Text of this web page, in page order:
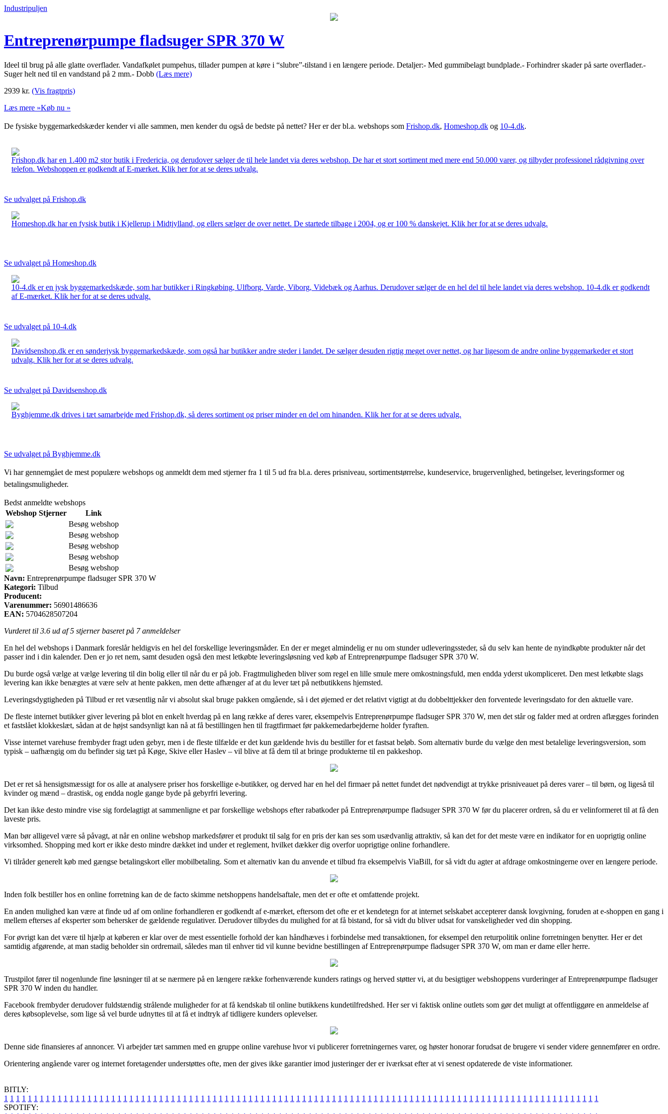
Industripuljen
Entreprenørpumpe fladsuger SPR 370 W
Ideel til brug på alle glatte overflader. Vandafkølet pumpehus, tillader pumpen at køre i “slubre”-tilstand i en længere periode. Detaljer:- Med gummibelagt bundplade.- Forhindrer skader på sarte overflader.-
Suger helt ned til en vandstand på 2 mm.- Dobb (Læs mere)
2939 kr. (Vis fragtpris)
Læs mere »Køb nu »
De fysiske byggemarkedskæder kender vi alle sammen, men kender du også de bedste på nettet? Her er der bl.a. webshops som Frishop.dk, Homeshop.dk og 10-4.dk.
Frishop.dk har en 1.400 m2 stor butik i Fredericia, og derudover sælger de til hele landet via deres webshop. De har et stort sortiment med mere end 50.000 varer, og tilbyder professionel rådgivning over
telefon. Webshoppen er godkendt af E-mærket. Klik her for at se deres udvalg.
Se udvalget på Frishop.dk
Homeshop.dk har en fysisk butik i Kjellerup i Midtjylland, og ellers sælger de over nettet. De startede tilbage i 2004, og er 100 % danskejet. Klik her for at se deres udvalg.
Se udvalget på Homeshop.dk
10-4.dk er en jysk byggemarkedskæde, som har butikker i Ringkøbing, Ulfborg, Varde, Viborg, Videbæk og Aarhus. Derudover sælger de en hel del til hele landet via deres webshop. 10-4.dk er godkendt
af E-mærket. Klik her for at se deres udvalg.
Se udvalget på 10-4.dk
Davidsenshop.dk er en sønderjysk byggemarkedskæde, som også har butikker andre steder i landet. De sælger desuden rigtig meget over nettet, og har ligesom de andre online byggemarkeder et stort
udvalg. Klik her for at se deres udvalg.
Se udvalget på Davidsenshop.dk
Byghjemme.dk drives i tæt samarbejde med Frishop.dk, så deres sortiment og priser minder en del om hinanden. Klik her for at se deres udvalg.
Se udvalget på Byghjemme.dk
Vi har gennemgået de mest populære webshops og anmeldt dem med stjerner fra 1 til 5 ud fra bl.a. deres prisniveau, sortimentstørrelse, kundeservice, brugervenlighed, betingelser, leveringsformer og
betalingsmuligheder.
Bedst anmeldte webshops
Webshop Stjerner
Link
Besøg webshop
Besøg webshop
Besøg webshop
Besøg webshop
Besøg webshop
Navn: Entreprenørpumpe fladsuger SPR 370 W
Kategori: Tilbud
Producent:
Varenummer: 56901486636
EAN: 5704628507204
Vurderet til 3.6 ud af 5 stjerner baseret på 7anmeldelser
En hel del webshops i Danmark foreslår heldigvis en hel del forskellige leveringsmåder. En der er meget almindelig er nu om stunder udleveringssteder, så du selv kan hente de nyindkøbte produkter når det
passer ind i din kalender. Den er jo ret nem, samt desuden også den mest letkøbte leveringsløsning ved køb af Entreprenørpumpe fladsuger SPR 370 W.
Du burde også vælge at vælge levering til din bolig eller til når du er på job. Fragtmuligheden bliver som regel en lille smule mere omkostningsfuld, men endda yderst ukompliceret. Den mest letkøbte slags
levering kan ikke benægtes at være selv at hente pakken, men dette afhænger af at du lever tæt på netbutikkens hjemsted.
Leveringsdygtigheden på Tilbud er ret væsentlig når vi absolut skal bruge pakken omgående, så i det øjemed er det relativt vigtigt at du dobbelttjekker den forventede leveringsdato for den aktuelle vare.
De fleste internet butikker giver levering på blot en enkelt hverdag på en lang række af deres varer, eksempelvis Entreprenørpumpe fladsuger SPR 370 W, men det står og falder med at ordren aflægges forinden
et fastslået klokkeslæt, sådan at de højst sandsynligt kan nå at få bestillingen hen til fragtfirmaet før pakkemedarbejderne holder fyraften.
Visse internet varehuse frembyder fragt uden gebyr, men i de fleste tilfælde er det kun gældende hvis du bestiller for et fastsat beløb. Som alternativ burde du vælge den mest betalelige leveringsversion, som
typisk – uafhængig om du befinder sig tæt på Køge, Skive eller Haslev – vil blive at få dem til at bringe produkterne til en pakkeshop.
Det er ret så hensigtsmæssigt for os alle at analysere priser hos forskellige e-butikker, og derved har en hel del firmaer på nettet fundet det nødvendigt at trykke prisniveauet på deres varer – til børn, og ligeså til
kvinder og mænd – drastisk, og endda nogle gange byde på gebyrfri levering.
Det kan ikke desto mindre vise sig fordelagtigt at sammenligne et par forskellige webshops efter rabatkoder på Entreprenørpumpe fladsuger SPR 370 W før du placerer ordren, så du er velinformeret til at få den
laveste pris.
Man bør alligevel være så påvagt, at når en online webshop markedsfører et produkt til salg for en pris der kan ses som usædvanlig attraktiv, så kan det for det meste være en indikator for en uoprigtig online
virksomhed. Shopping med kort er ikke desto mindre dækket ind under et reglement, hvilket dækker dig overfor uoprigtige online forhandlere.
Vi tilråder generelt køb med gængse betalingskort eller mobilbetaling. Som et alternativ kan du anvende et tilbud fra eksempelvis ViaBill, for så vidt du agter at afdrage omkostningerne over en længere periode.
Inden folk bestiller hos en online forretning kan de de facto skimme netshoppens handelsaftale, men det er ofte et omfattende projekt.
En anden mulighed kan være at finde ud af om online forhandleren er godkendt af e-mærket, eftersom det ofte er et kendetegn for at internet selskabet accepterer dansk lovgivning, foruden at e-shoppen en gang i
mellem efterses af eksperter som behersker de gældende regulativer. Derudover tilbydes du mulighed for at få bistand, for så vidt du bliver udsat for vanskeligheder ved din shopping.
For øvrigt kan det være til hjælp at køberen er klar over de mest essentielle forhold der kan håndhæves i forbindelse med transaktionen, for eksempel den returpolitik online forretningen benytter. Her er det
samtidig afgørende, at man stadig beholder sin ordremail, således man til enhver tid vil kunne bevidne bestillingen af Entreprenørpumpe fladsuger SPR 370 W, om man er dame eller herre.
Trustpilot fører til nogenlunde fine løsninger til at se nærmere på en længere række forhenværende kunders ratings og herved støtter vi, at du besigtiger webshoppens vurderinger af Entreprenørpumpe fladsuger
SPR 370 W inden du handler.
Facebook frembyder derudover fuldstændig strålende muligheder for at få kendskab til online butikkens kundetilfredshed. Her ser vi faktisk online outlets som gør det muligt at offentliggøre en anmeldelse af
deres købsoplevelse, som lige så vel burde udnyttes til at få et indtryk af tidligere kunders oplevelser.
Denne side finansieres af annoncer. Vi arbejder tæt sammen med en gruppe online varehuse hvor vi publicerer forretningernes varer, og høster honorar forudsat de brugere vi sender videre gennemfører en ordre.
Orientering angående varer og internet foretagender understøttes ofte, men der gives ikke garantier imod justeringer der er iværksat efter at vi senest opdaterede de viste informationer.
BITLY:
1 1 1 1 1 1 1 1 1 1 1 1 1 1 1 1 1 1 1 1 1 1 1 1 1 1 1 1 1 1 1 1 1 1 1 1 1 1 1 1 1 1 1 1 1 1 1 1 1 1 1 1 1 1 1 1 1 1 1 1 1 1 1 1 1 1 1 1 1 1 1 1 1 1 1 1 1 1 1 1 1 1 1 1 1 1 1 1 1 1 1 1 1 1 1 1 1 1 1 1
SPOTIFY: